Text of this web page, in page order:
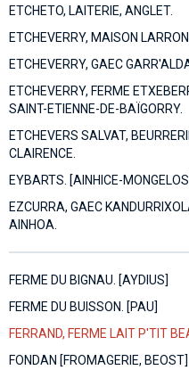
ETCHETO, LAITERIE, ANGLET.
ETCHEVERRY, MAISON
ETCHEVERRY, GAEC
ETCHEVERRY, FERME
SAINT-ETIENNE-DE-BAÏGORRY.
ETCHEVERS SALVAT,
CLAIRENCE.
EYBARTS. [AINHICE-
EZCURRA, GAEC
AINHOA.
FERME DU BIGNAU. [AYDIUS]
FERME DU BUISSON. [PAU]
FERRAND, FERME LAIT P'TIT
FONDAN [FROMAGERIE, BEOST]